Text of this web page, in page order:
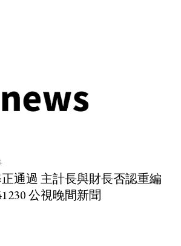
正通過 主計長與財長否認重編
公視晚間新聞